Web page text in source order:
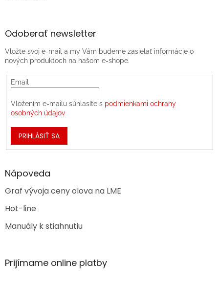
Odoberať newsletter
Vložte svoj e-mail a my Vám budeme zasielať informácie o
nových produktoch na našom e-shope.
Email
Vložením e-mailu súhlasíte s podmienkami ochrany
osobných údajov
PRIHLÁSIŤ SA
Nápoveda
Graf vývoja ceny olova na LME
Hot-line
Manuály k stiahnutiu
Prijímame online platby